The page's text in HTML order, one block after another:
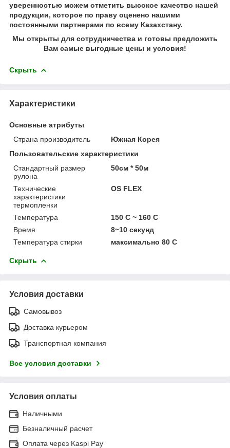
уверенностью можем отметить высокое качество нашей
продукции, которое по праву оценено нашими
постоянными партнерами по всему Казахстану.
Мы открыты для сотрудничества и готовы предложить
Вам самые выгодные цены и условия!
Скрыть
Характеристики
Основные атрибуты
Страна производитель
Южная Корея
Пользовательские характеристики
Стандартный размер
рулона
50см * 50м
Технические
характеристики
термопленки
OS FLEX
Температура
150 С ~ 160 С
Время
8~10 секунд
Температура стирки
максимально 80 С
Скрыть
Условия доставки
Самовывоз
Доставка курьером
Транспортная компания
Все условия доставки
Условия оплаты
Наличными
Безналичный расчет
Оплата через Kaspi Pay